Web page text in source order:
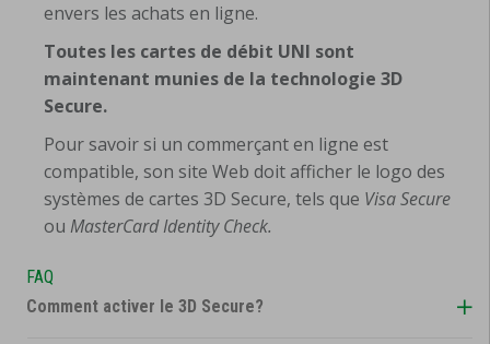
envers les achats en ligne.
Toutes les cartes de débit UNI sont
maintenant munies de la technologie 3D
Secure.
Pour savoir si un commerçant en ligne est
compatible, son site Web doit afficher le logo des
systèmes de cartes 3D Secure, tels que Visa Secure
ou MasterCard Identity Check.
FAQ
Comment activer le 3D Secure?